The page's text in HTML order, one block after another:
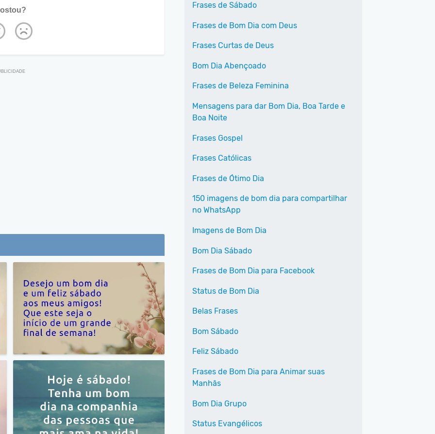
Frases de Sábado
Frases de Bom Dia com Deus
Frases Curtas de Deus
Bom Dia Abençoado
Frases de Beleza Feminina
Mensagens para dar Bom Dia, Boa Tarde e
Boa Noite
Frases Gospel
Frases Católicas
Frases de Ótimo Dia
150 imagens de bom dia para compartilhar
no WhatsApp
Imagens de Bom Dia
Bom Dia Sábado
Frases de Bom Dia para Facebook
Status de Bom Dia
Belas Frases
Bom Sábado
Feliz Sábado
Frases de Bom Dia para Animar suas
Manhãs
Bom Dia Grupo
Status Evangélicos